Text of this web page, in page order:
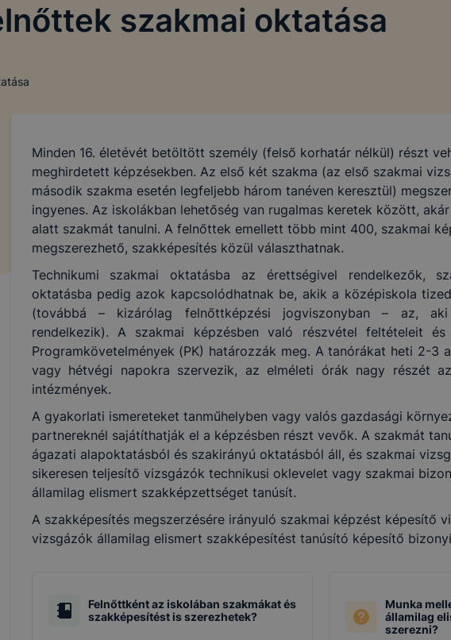
szakmai oktatása
Minden 16. életévét betöltött személy (felső korhatár nélkül) részt
meghirdetett képzésekben. Az első két szakma (az első szakmai
második szakma esetén legfeljebb három tanéven keresztül)
ingyenes. Az iskolákban lehetőség van rugalmas keretek között,
alatt szakmát tanulni. A felnőttek emellett több mint 400, szakmai
megszerezhető, szakképesítés közül választhatnak.
Technikumi szakmai oktatásba az érettségivel rendelkezők,
oktatásba pedig azok kapcsolódhatnak be, akik a középiskola
(továbbá – kizárólag felnőttképzési jogviszonyban – az, aki
rendelkezik). A szakmai képzésben való részvétel feltételeit
Programkövetelmények (PK) határozzák meg. A tanórákat heti 2-3
vagy hétvégi napokra szervezik, az elméleti órák nagy részét
intézmények.
A gyakorlati ismereteket tanműhelyben vagy valós gazdasági
partnereknél sajátíthatják el a képzésben részt vevők. A szakmát
ágazati alapoktatásból és szakirányú oktatásból áll, és szakmai
sikeresen teljesítő vizsgázók technikusi oklevelet vagy szakmai
államilag elismert szakképzettséget tanúsít.
A szakképesítés megszerzésére irányuló szakmai képzést képesítő
vizsgázók államilag elismert szakképesítést tanúsító képesítő
Felnőttként az iskolában szakmákat és
szakképesítést is szerezhetek?
Munka
államilag
szerezni?